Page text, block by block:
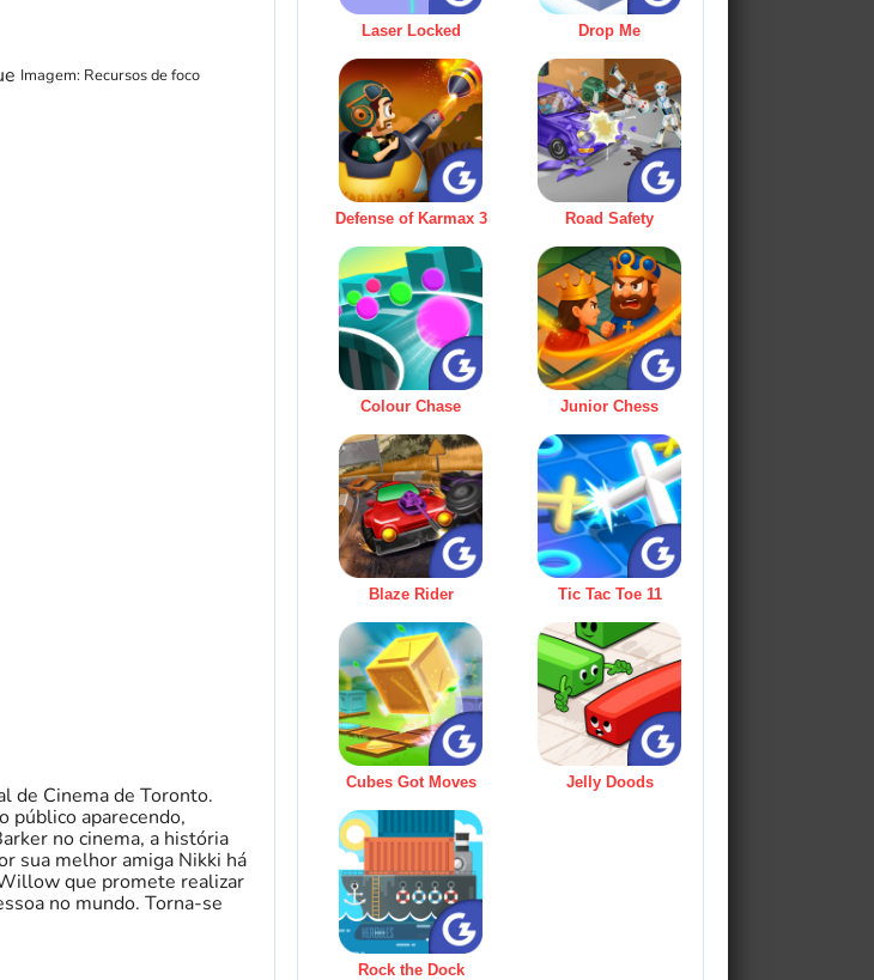
Imagem: Recursos de foco
de Cinema de Toronto.
público aparecendo,
no cinema, a história
sua melhor amiga Nikki há
que promete realizar
no mundo. Torna-se
Laser Locked Drop Me
Defense of Karmax 3 Road Safety
Colour Chase Junior Chess
Blaze Rider Tic Tac Toe 11
Cubes Got Moves Jelly Doods
Rock the Dock